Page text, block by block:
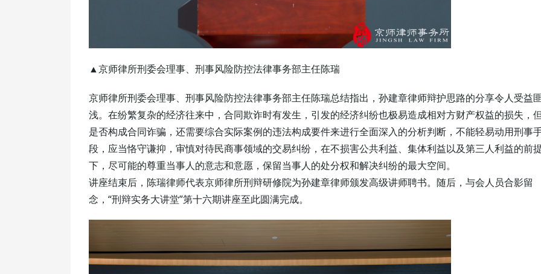
▲京师律所刑委会理事、刑事风险防控法律事务部主任陈瑞
京师律所刑委会理事、刑事风险防控法律事务部主任陈瑞总结指出，孙建章律师辩护思路的分享令人受益
浅。在纷繁复杂的经济往来中，合同欺诈时有发生，引发的经济纠纷也极易造成相对方财产权益的损失，
是否构成合同诈骗，还需要综合实际案例的违法构成要件来进行全面深入的分析判断，不能轻易动用刑事
段，应当恪守谦抑，审慎对待民商事领域的交易纠纷，在不损害公共利益、集体利益以及第三人利益的前
下，尽可能的尊重当事人的意志和意愿，保留当事人的处分权和解决纠纷的最大空间。
讲座结束后，陈瑞律师代表京师律所刑辩研修院为孙建章律师颁发高级讲师聘书。随后，与会人员合影留
念，“刑辩实务大讲堂”第十六期讲座至此圆满完成。